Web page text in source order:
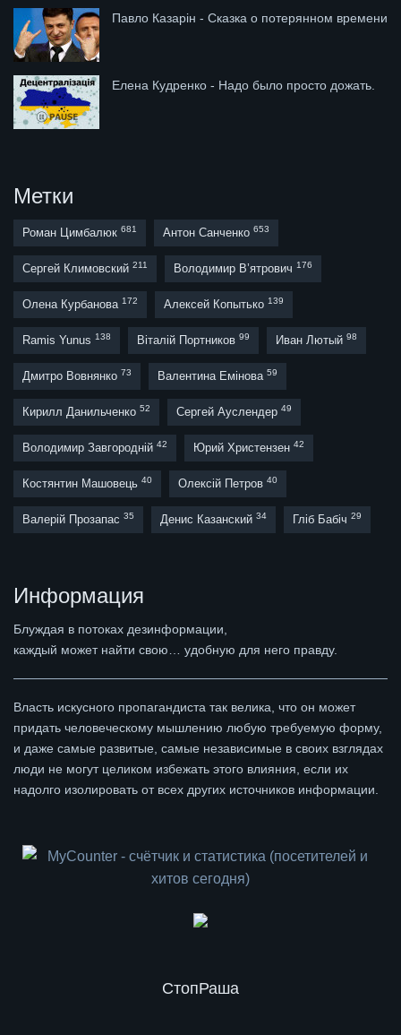
Павло Казарін - Сказка о потерянном времени
Елена Кудренко - Надо было просто дожать.
Метки
Роман Цимбалюк 681 Антон Санченко 653
Сергей Климовский 211 Володимир В’ятрович 176
Олена Курбанова 172 Алексей Копытько 139
Ramis Yunus 138 Віталій Портников 99 Иван Лютый 98
Дмитро Вовнянко 73 Валентина Емінова 59
Кирилл Данильченко 52 Сергей Ауслендер 49
Володимир Завгородній 42 Юрий Христензен 42
Костянтин Машовець 40 Олексій Петров 40
Валерій Прозапас 35 Денис Казанский 34 Гліб Бабіч 29
Информация
Блуждая в потоках дезинформации,
каждый может найти свою… удобную для него правду.
Власть искусного пропагандиста так велика, что он может
придать человеческому мышлению любую требуемую форму,
и даже самые развитые, самые независимые в своих взглядах
люди не могут целиком избежать этого влияния, если их
надолго изолировать от всех других источников информации.
СтопРаша